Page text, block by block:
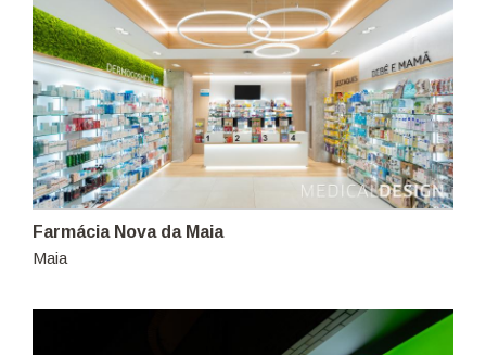
Farmácia Nova da Maia
Maia